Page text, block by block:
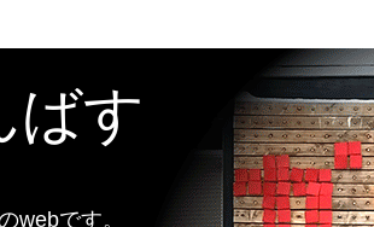
す
です。